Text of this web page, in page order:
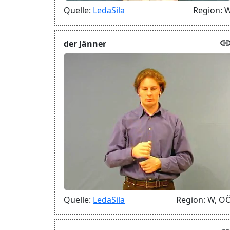
Quelle: LedaSila Region:
der Jänner
Quelle: LedaSila Region: W,